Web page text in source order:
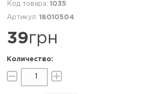
1035
18010504
39грн